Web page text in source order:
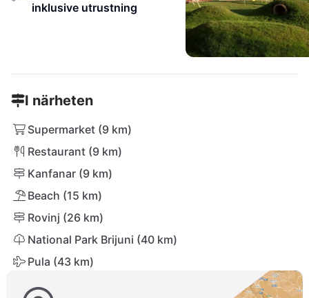
inklusive utrustning
I närheten
Supermarket (9 km)
Restaurant (9 km)
Kanfanar (9 km)
Beach (15 km)
Rovinj (26 km)
National Park Brijuni (40 km)
Pula (43 km)